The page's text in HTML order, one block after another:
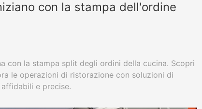
con la stampa dell'ordine
con la stampa split degli ordini della cucina. Scopri
le operazioni di ristorazione con soluzioni di
e precise.